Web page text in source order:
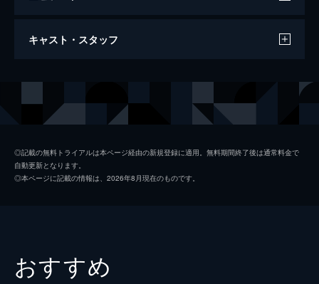
女が眠る時
キャスト・スタッフ
清水健二 西島秀俊
監督
◎記載の無料トライアルは本ページ経由の新規登録に適用。無料期間終了後は通常料金で
自動更新となります。
◎本ページに記載の情報は、2026年8月現在のものです。
おすすめ